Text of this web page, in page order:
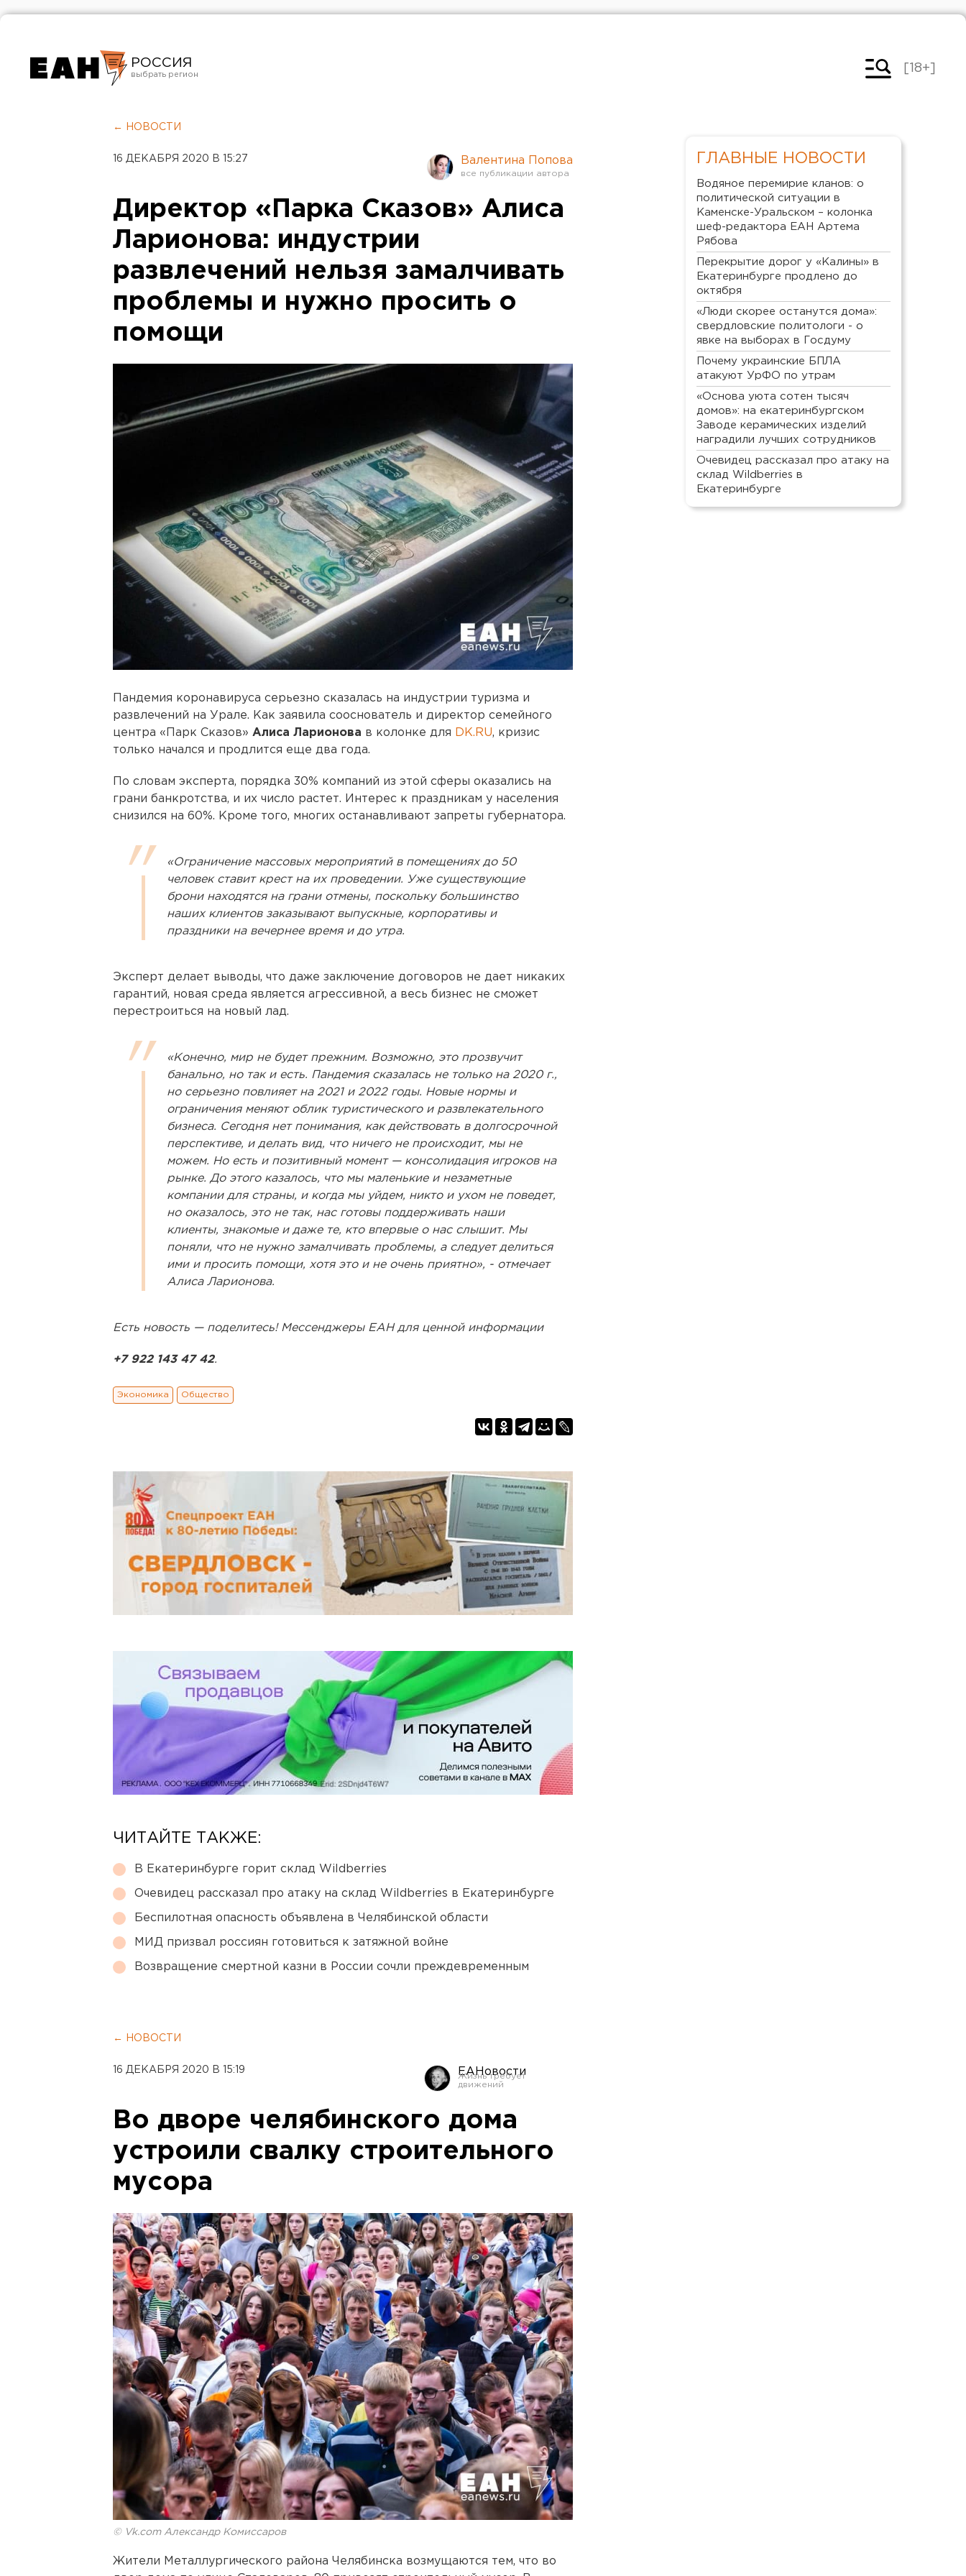
РОССИЯ
Челябинск
[18+]
← НОВОСТИ
16 ДЕКАБРЯ 2020 В 15:27 Валентина Попова
Директор «Парка Сказов» Алиса
Ларионова: индустрии
развлечений нельзя замалчивать
проблемы и нужно просить о
помощи
Пандемия коронавируса серьезно сказалась на индустрии туризма и
развлечений на Урале. Как заявила сооснователь и директор семейного
центра «Парк Сказов» Алиса Ларионова в колонке для DK.RU, кризис
только начался и продлится еще два года.
По словам эксперта, порядка 30% компаний из этой сферы оказались на
грани банкротства, и их число растет. Интерес к праздникам у населения
снизился на 60%. Кроме того, многих останавливают запреты губернатора.
«Ограничение массовых мероприятий в помещениях до 50
человек ставит крест на их проведении. Уже существующие
брони находятся на грани отмены, поскольку большинство
наших клиентов заказывают выпускные, корпоративы и
праздники на вечернее время и до утра.
Эксперт делает выводы, что даже заключение договоров не дает никаких
гарантий, новая среда является агрессивной, а весь бизнес не сможет
перестроиться на новый лад.
«Конечно, мир не будет прежним. Возможно, это прозвучит
банально, но так и есть. Пандемия сказалась не только на 2020 г.,
но серьезно повлияет на 2021 и 2022 годы. Новые нормы и
ограничения меняют облик туристического и развлекательного
бизнеса. Сегодня нет понимания, как действовать в долгосрочной
перспективе, и делать вид, что ничего не происходит, мы не
можем. Но есть и позитивный момент — консолидация игроков на
рынке. До этого казалось, что мы маленькие и незаметные
компании для страны, и когда мы уйдем, никто и ухом не поведет,
но оказалось, это не так, нас готовы поддерживать наши
клиенты, знакомые и даже те, кто впервые о нас слышит. Мы
поняли, что не нужно замалчивать проблемы, а следует делиться
ими и просить помощи, хотя это и не очень приятно», - отмечает
Алиса Ларионова.
Есть новость — поделитесь! Мессенджеры ЕАН для ценной информации
+7 922 143 47 42.
Экономика Общество
ЧИТАЙТЕ ТАКЖЕ:
В Екатеринбурге горит склад Wildberries
Очевидец рассказал про атаку на склад Wildberries в Екатеринбурге
Беспилотная опасность объявлена в Челябинской области
МИД призвал россиян готовиться к затяжной войне
Возвращение смертной казни в России сочли преждевременным
← НОВОСТИ
16 ДЕКАБРЯ 2020 В 15:19 ЕАНовости
Во дворе челябинского дома
устроили свалку строительного
мусора
© Vk.com Александр Комиссаров
Жители Металлургического района Челябинска возмущаются тем, что во
ГЛАВНЫЕ НОВОСТИ
Водяное перемирие кланов: о
политической ситуации в
Каменске-Уральском – колонка
шеф-редактора ЕАН Артема
Рябова
Перекрытие дорог у «Калины» в
Екатеринбурге продлено до
октября
«Люди скорее останутся дома»:
свердловские политологи - о
явке на выборах в Госдуму
Почему украинские БПЛА
атакуют УрФО по утрам
«Основа уюта сотен тысяч
домов»: на екатеринбургском
Заводе керамических изделий
наградили лучших сотрудников
Очевидец рассказал про атаку на
склад Wildberries в
Екатеринбурге